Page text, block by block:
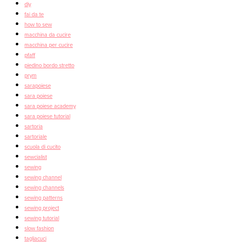
diy
fai da te
how to sew
macchina da cucire
macchina per cucire
pfaff
piedino bordo stretto
prym
sarapoiese
sara poiese
sara poiese academy
sara poiese tutorial
sartoria
sartoriale
scuola di cucito
sewcialist
sewing
sewing channel
sewing channels
sewing patterns
sewing project
sewing tutorial
slow fashion
tagliacuci